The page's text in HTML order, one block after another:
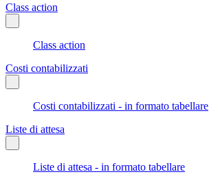
Class action
Class action
Costi contabilizzati
Costi contabilizzati - in formato tabellare
Liste di attesa
Liste di attesa - in formato tabellare